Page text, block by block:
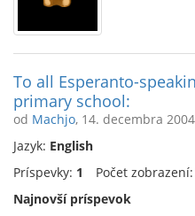
To all Esperanto-
primary school:
od Machjo, 14. decembra 2004
Jazyk: English
Príspevky: 1 Počet zobrazení:
Najnovší príspevok